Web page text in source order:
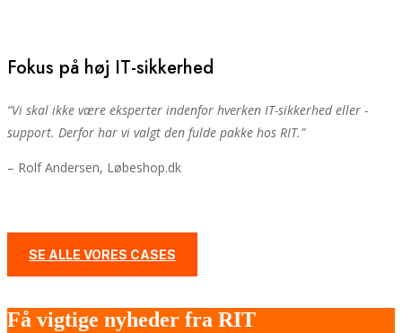
Fokus på høj IT-sikkerhed
“Vi skal ikke være eksperter indenfor hverken IT-sikkerhed eller -
support. Derfor har vi valgt den fulde pakke hos RIT.”
– Rolf Andersen, Løbeshop.dk
SE ALLE VORES CASES
Få vigtige nyheder fra RIT